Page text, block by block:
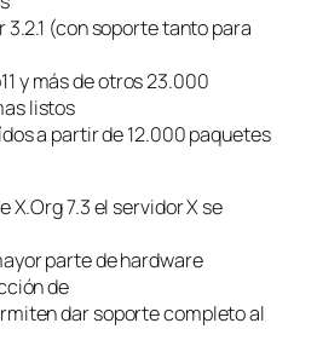
3.2.1 (con soporte tanto para
y más de otros 23.000
listos
a partir de 12.000 paquetes
X.Org 7.3 el servidor X se
parte de hardware
de
dar soporte completo al